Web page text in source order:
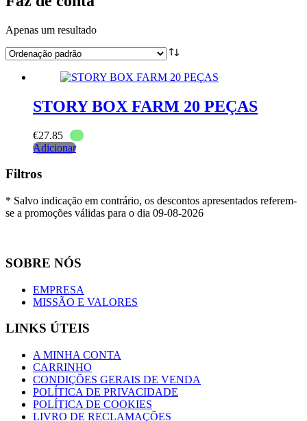
Apenas um resultado
STORY BOX FARM 20 PEÇAS
€27.85
Adicionar
Filtros
* Salvo indicação em contrário, os descontos apresentados referem-
se a promoções válidas para o dia 09-08-2026
SOBRE NÓS
EMPRESA
MISSÃO E VALORES
LINKS ÚTEIS
A MINHA CONTA
CARRINHO
CONDIÇÕES GERAIS DE VENDA
POLÍTICA DE PRIVACIDADE
POLÍTICA DE COOKIES
LIVRO DE RECLAMAÇÕES